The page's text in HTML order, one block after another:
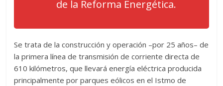
de la Reforma Energética.
Se trata de la construcción y operación –por 25 años– de
la primera línea de transmisión de corriente directa de
610 kilómetros, que llevará energía eléctrica producida
principalmente por parques eólicos en el Istmo de